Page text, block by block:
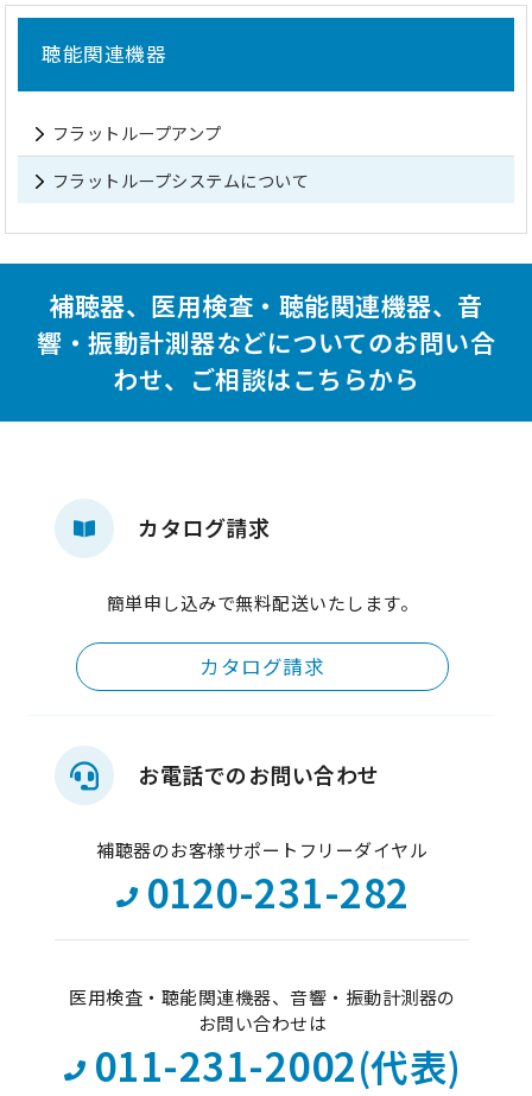
聴能関連機器
フラットループアンプ
フラットループシステムについて
補聴器、医用検査・聴能関連機器、音
響・振動計測器などについてのお問い合
わせ、ご相談はこちらから
カタログ請求
簡単申し込みで無料配送いたします。
カタログ請求
お電話でのお問い合わせ
補聴器のお客様サポートフリーダイヤル
0120-231-282
医用検査・聴能関連機器、音響・振動計測器の
お問い合わせは
011-231-2002(代表)